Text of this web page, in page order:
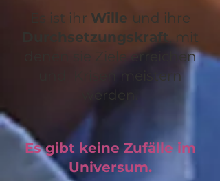
Es ist ihr Wille und ihre
Durchsetzungskraft, mit
denen sie Ziele erreichen
und Krisen meistern
werden.
Es gibt keine Zufälle im
Universum.